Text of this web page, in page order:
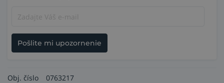
Pošlite mi upozornenie
Obj. číslo 0763217